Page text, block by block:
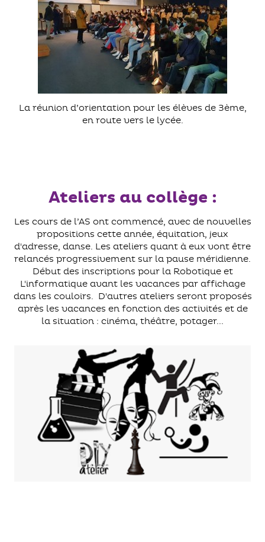
La réunion d’orientation pour les élèves de 3ème,
en route vers le lycée.
Ateliers au collège :
Les cours de l’AS ont commencé, avec de nouvelles
propositions cette année, équitation, jeux
d'adresse, danse. Les ateliers quant à eux vont être
relancés progressivement sur la pause méridienne.
Début des inscriptions pour la Robotique et
L'informatique avant les vacances par affichage
dans les couloirs. D'autres ateliers seront proposés
après les vacances en fonction des activités et de
la situation : cinéma, théâtre, potager...